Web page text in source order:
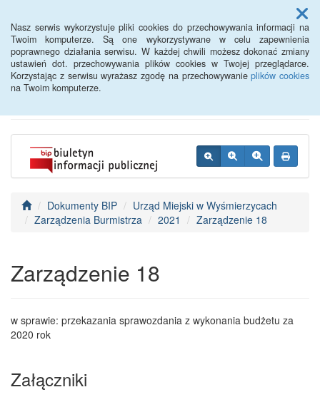
Nasz serwis wykorzystuje pliki cookies do przechowywania informacji na
Twoim komputerze. Są one wykorzystywane w celu zapewnienia
poprawnego działania serwisu. W każdej chwili możesz dokonać zmiany
ustawień dot. przechowywania plików cookies w Twojej przeglądarce.
Korzystając z serwisu wyrażasz zgodę na przechowywanieplików cookies
na Twoim komputerze.
Menu
BIP - Urząd Miejski
Wyśmierzyce
Dokumenty BIP
Urząd Miejski w Wyśmierzycach
Zarządzenia Burmistrza
2021 Zarządzenie 18
Zarządzenie 18
w sprawie: przekazania sprawozdania z wykonania budżetu za
2020 rok
Załączniki